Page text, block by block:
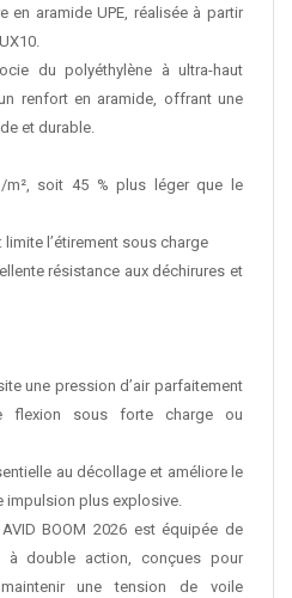
en aramide UPE, réalisée à partir
du polyéthylène à ultra-haut
renfort en aramide, offrant une
et durable.
m², soit 45 % plus léger que le
l’étirement sous charge
résistance aux déchirures et
une pression d’air parfaitement
flexion sous forte charge ou
au décollage et améliore le
impulsion plus explosive.
AVIDBOOM2026 est équipée de
à double action, conçues pour
une tension de voile